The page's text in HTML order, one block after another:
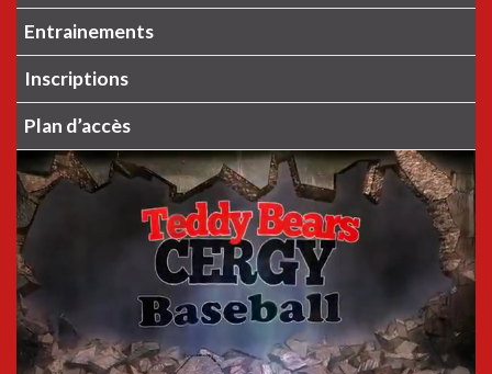
Entrainements
Inscriptions
Plan d’accès